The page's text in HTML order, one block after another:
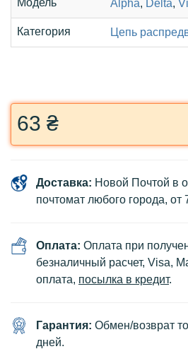
Модель Alpha, Delta,
Категория Цепь
63 ₴
Доставка: Новой Почтой в
почтомат любого города, от
Оплата: Оплата при
безналичный расчет, Visa,
оплата, посылка в кредит.
Гарантия: Обмен/возврат
дней.